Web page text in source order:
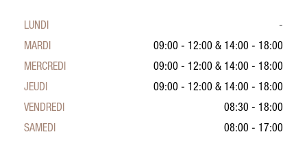
LUNDI
-
MARDI
09:00 - 12:00 & 14:00 - 18:00
MERCREDI
09:00 - 12:00 & 14:00 - 18:00
JEUDI
09:00 - 12:00 & 14:00 - 18:00
VENDREDI
08:30 - 18:00
SAMEDI
08:00 - 17:00